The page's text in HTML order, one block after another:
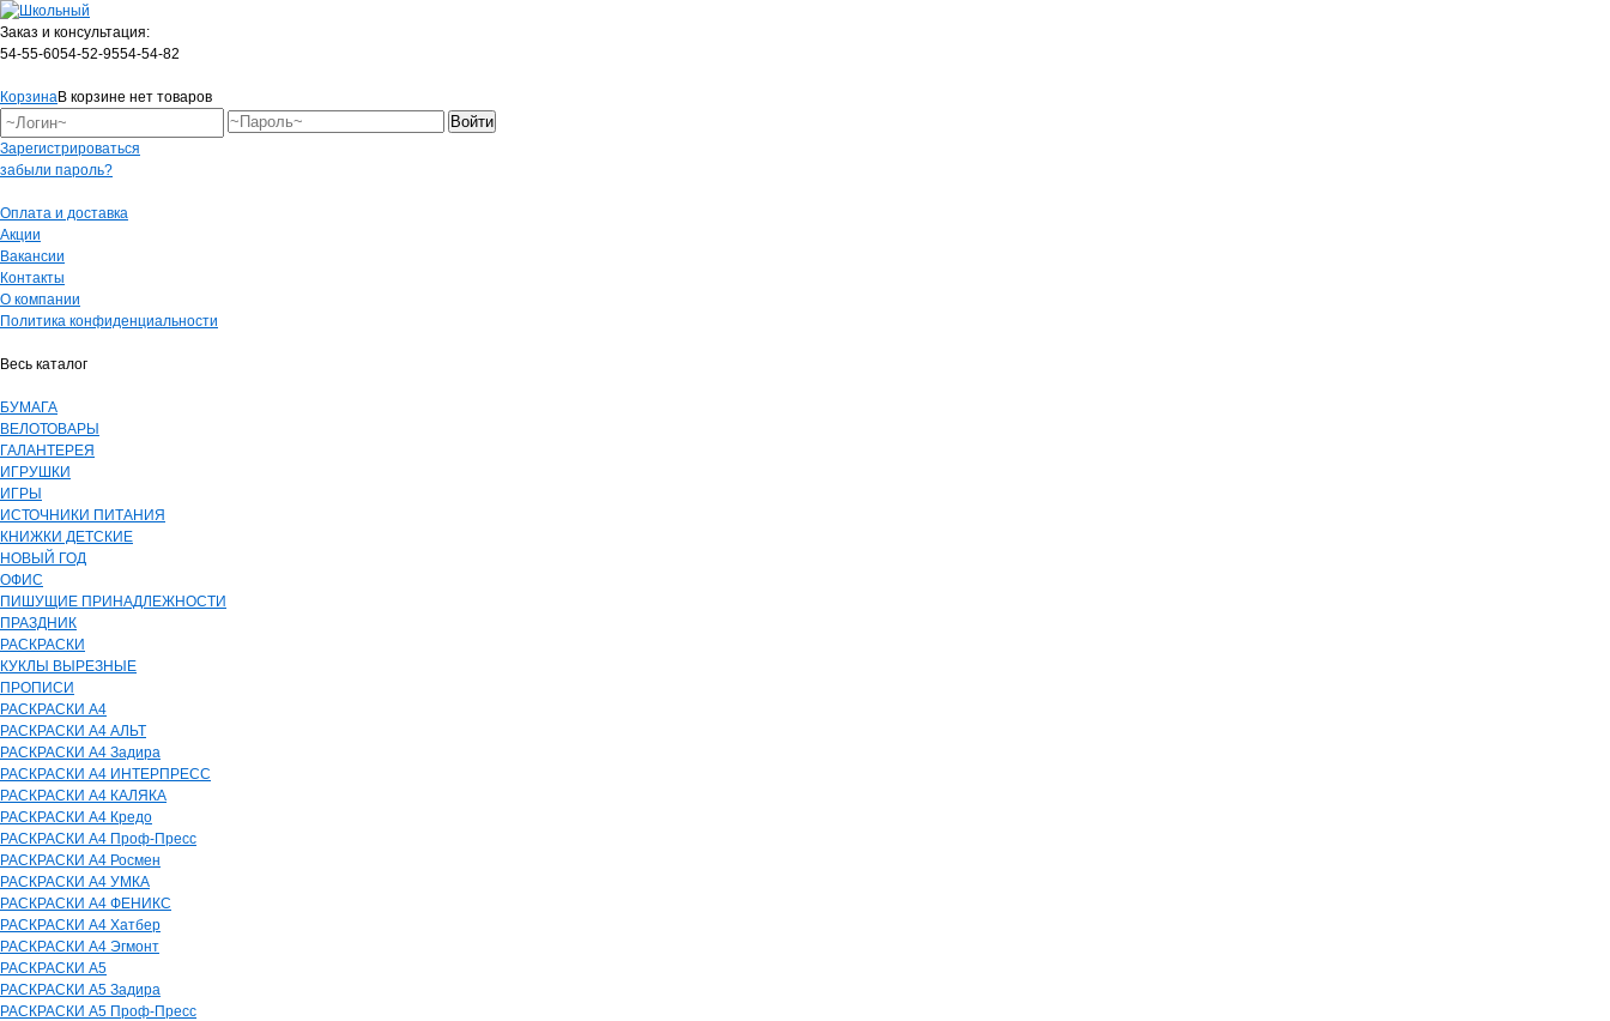
Заказ и консультация:
54-55-6054-52-9554-54-82
КорзинаВ корзине нет товаров
Зарегистрироваться
забыли пароль?
Оплата и доставка
Акции
Вакансии
Контакты
О компании
Политика конфиденциальности
Весь каталог
БУМАГА
ВЕЛОТОВАРЫ
ГАЛАНТЕРЕЯ
ИГРУШКИ
ИГРЫ
ИСТОЧНИКИ ПИТАНИЯ
КНИЖКИ ДЕТСКИЕ
НОВЫЙ ГОД
ОФИС
ПИШУЩИЕ ПРИНАДЛЕЖНОСТИ
ПРАЗДНИК
РАСКРАСКИ
КУКЛЫ ВЫРЕЗНЫЕ
ПРОПИСИ
РАСКРАСКИ А4
РАСКРАСКИ А4 АЛЬТ
РАСКРАСКИ А4 Задира
РАСКРАСКИ А4 ИНТЕРПРЕСС
РАСКРАСКИ А4 КАЛЯКА
РАСКРАСКИ А4 Кредо
РАСКРАСКИ А4 Проф-Пресс
РАСКРАСКИ А4 Росмен
РАСКРАСКИ А4 УМКА
РАСКРАСКИ А4 ФЕНИКС
РАСКРАСКИ А4 Хатбер
РАСКРАСКИ А4 Эгмонт
РАСКРАСКИ А5
РАСКРАСКИ А5 Задира
РАСКРАСКИ А5 Проф-Пресс